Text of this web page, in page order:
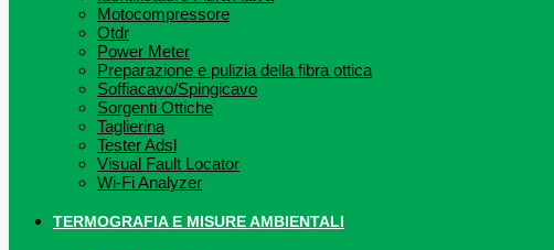
Motocompressore
Otdr
Power Meter
Preparazione e pulizia della fibra ottica
Soffiacavo/Spingicavo
Sorgenti Ottiche
Taglierina
Tester Adsl
Visual Fault Locator
Wi-Fi Analyzer
TERMOGRAFIA E MISURE AMBIENTALI